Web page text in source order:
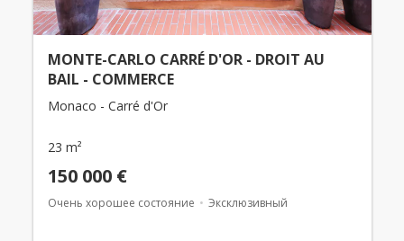
MONTE-CARLO CARRÉ D'OR - DROIT AU
BAIL - COMMERCE
Monaco - Carré d'Or
23 m²
150 000 €
Очень хорошее состояние Эксклюзивный